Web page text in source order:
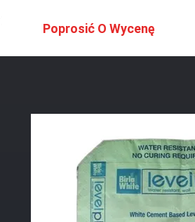
Poprosić O Wycenę